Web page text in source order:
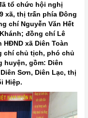
tổ chức hội nghị
xã, thị trấn phía Đông
chí Nguyễn Văn Hết
đồng chí Lê
xã Diên Toàn
chí chủ tịch, phó chủ
huyện, gồm: Diên
Sơn, Diên Lạc, thị
Hiệp.